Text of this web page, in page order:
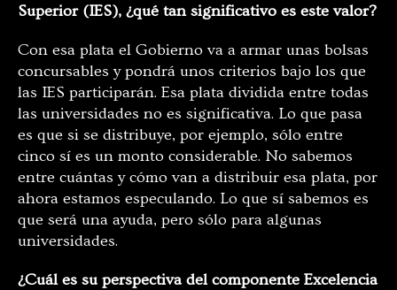
Superior (IES), ¿qué tan significativo es este valor?
Con esa plata el Gobierno va a armar unas bolsas
concursables y pondrá unos criterios bajo los que
las IES participarán. Esa plata dividida entre todas
las universidades no es significativa. Lo que pasa
es que si se distribuye, por ejemplo, sólo entre
cinco sí es un monto considerable. No sabemos
entre cuántas y cómo van a distribuir esa plata, por
ahora estamos especulando. Lo que sí sabemos es
que será una ayuda, pero sólo para algunas
universidades.
¿Cuál es su perspectiva del componente Excelencia